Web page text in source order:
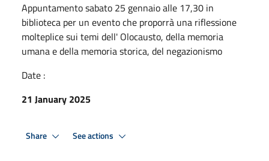
Appuntamento sabato 25 gennaio alle 17,30 in
biblioteca per un evento che proporrà una riflessione
molteplice sui temi dell' Olocausto, della memoria
umana e della memoria storica, del negazionismo
Date :
21 January 2025
Share See actions